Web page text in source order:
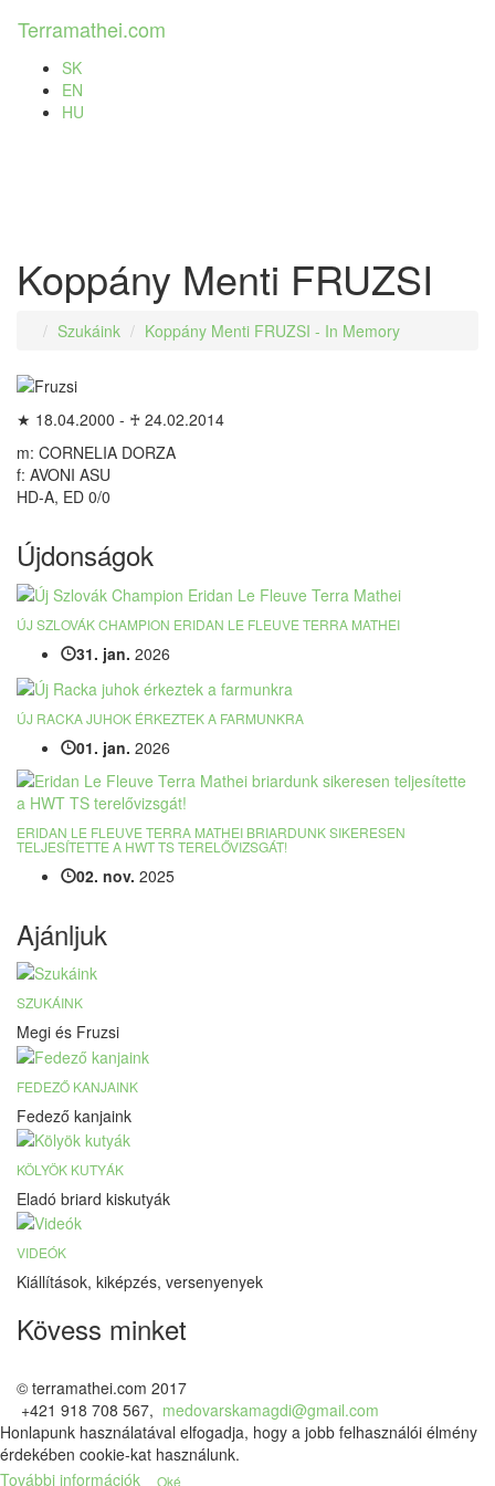
Terramathei.com
SK
EN
HU
Koppány Menti FRUZSI
Szukáink Koppány Menti FRUZSI - In Memory
★ 18.04.2000 - ♰ 24.02.2014
m: CORNELIA DORZA
f: AVONI ASU
HD-A, ED 0/0
Újdonságok
ÚJ SZLOVÁK CHAMPION ERIDAN LE FLEUVE TERRA MATHEI
31. jan. 2026
ÚJ RACKA JUHOK ÉRKEZTEK A FARMUNKRA
01. jan. 2026
ERIDAN LE FLEUVE TERRA MATHEI BRIARDUNK SIKERESEN
TELJESÍTETTE A HWT TS TERELŐVIZSGÁT!
02. nov. 2025
Ajánljuk
SZUKÁINK
Megi és Fruzsi
FEDEZŐ KANJAINK
Fedező kanjaink
KÖLYÖK KUTYÁK
Eladó briard kiskutyák
VIDEÓK
Kiállítások, kiképzés, versenyenyek
Kövess minket
© terramathei.com 2017
+421 918 708 567, medovarskamagdi@gmail.com
Honlapunk használatával elfogadja, hogy a jobb felhasználói élmény
érdekében cookie-kat használunk.
További információk
Oké